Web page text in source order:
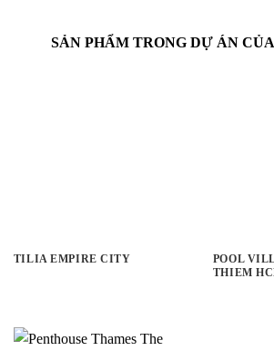
SẢN PHẨM TRONG DỰ ÁN
TILIA EMPIRE CITY
POOL
THIEM